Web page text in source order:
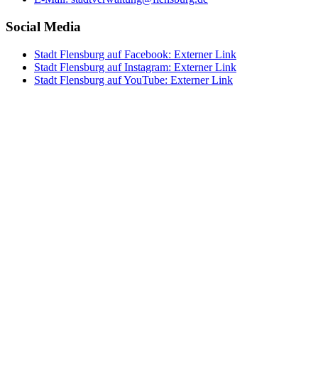
Social Media
Stadt Flensburg auf Facebook: Externer Link
Stadt Flensburg auf Instagram: Externer Link
Stadt Flensburg auf YouTube: Externer Link